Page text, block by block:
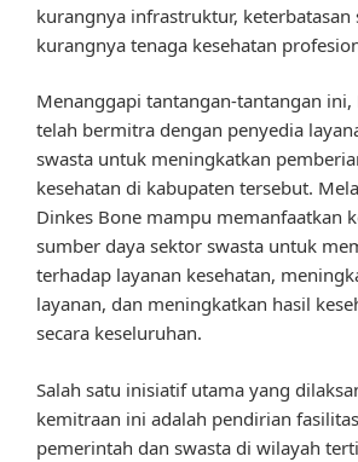
kurangnya infrastruktur, keterbatasan
kurangnya tenaga kesehatan
Menanggapi tantangan-tantangan ini,
telah bermitra dengan penyedia
swasta untuk meningkatkan
kesehatan di kabupaten tersebut.
Dinkes Bone mampu memanfaatkan
sumber daya sektor swasta untuk
terhadap layanan kesehatan,
layanan, dan meningkatkan hasil
secara keseluruhan.
Salah satu inisiatif utama yang
kemitraan ini adalah pendirian
pemerintah dan swasta di wilayah